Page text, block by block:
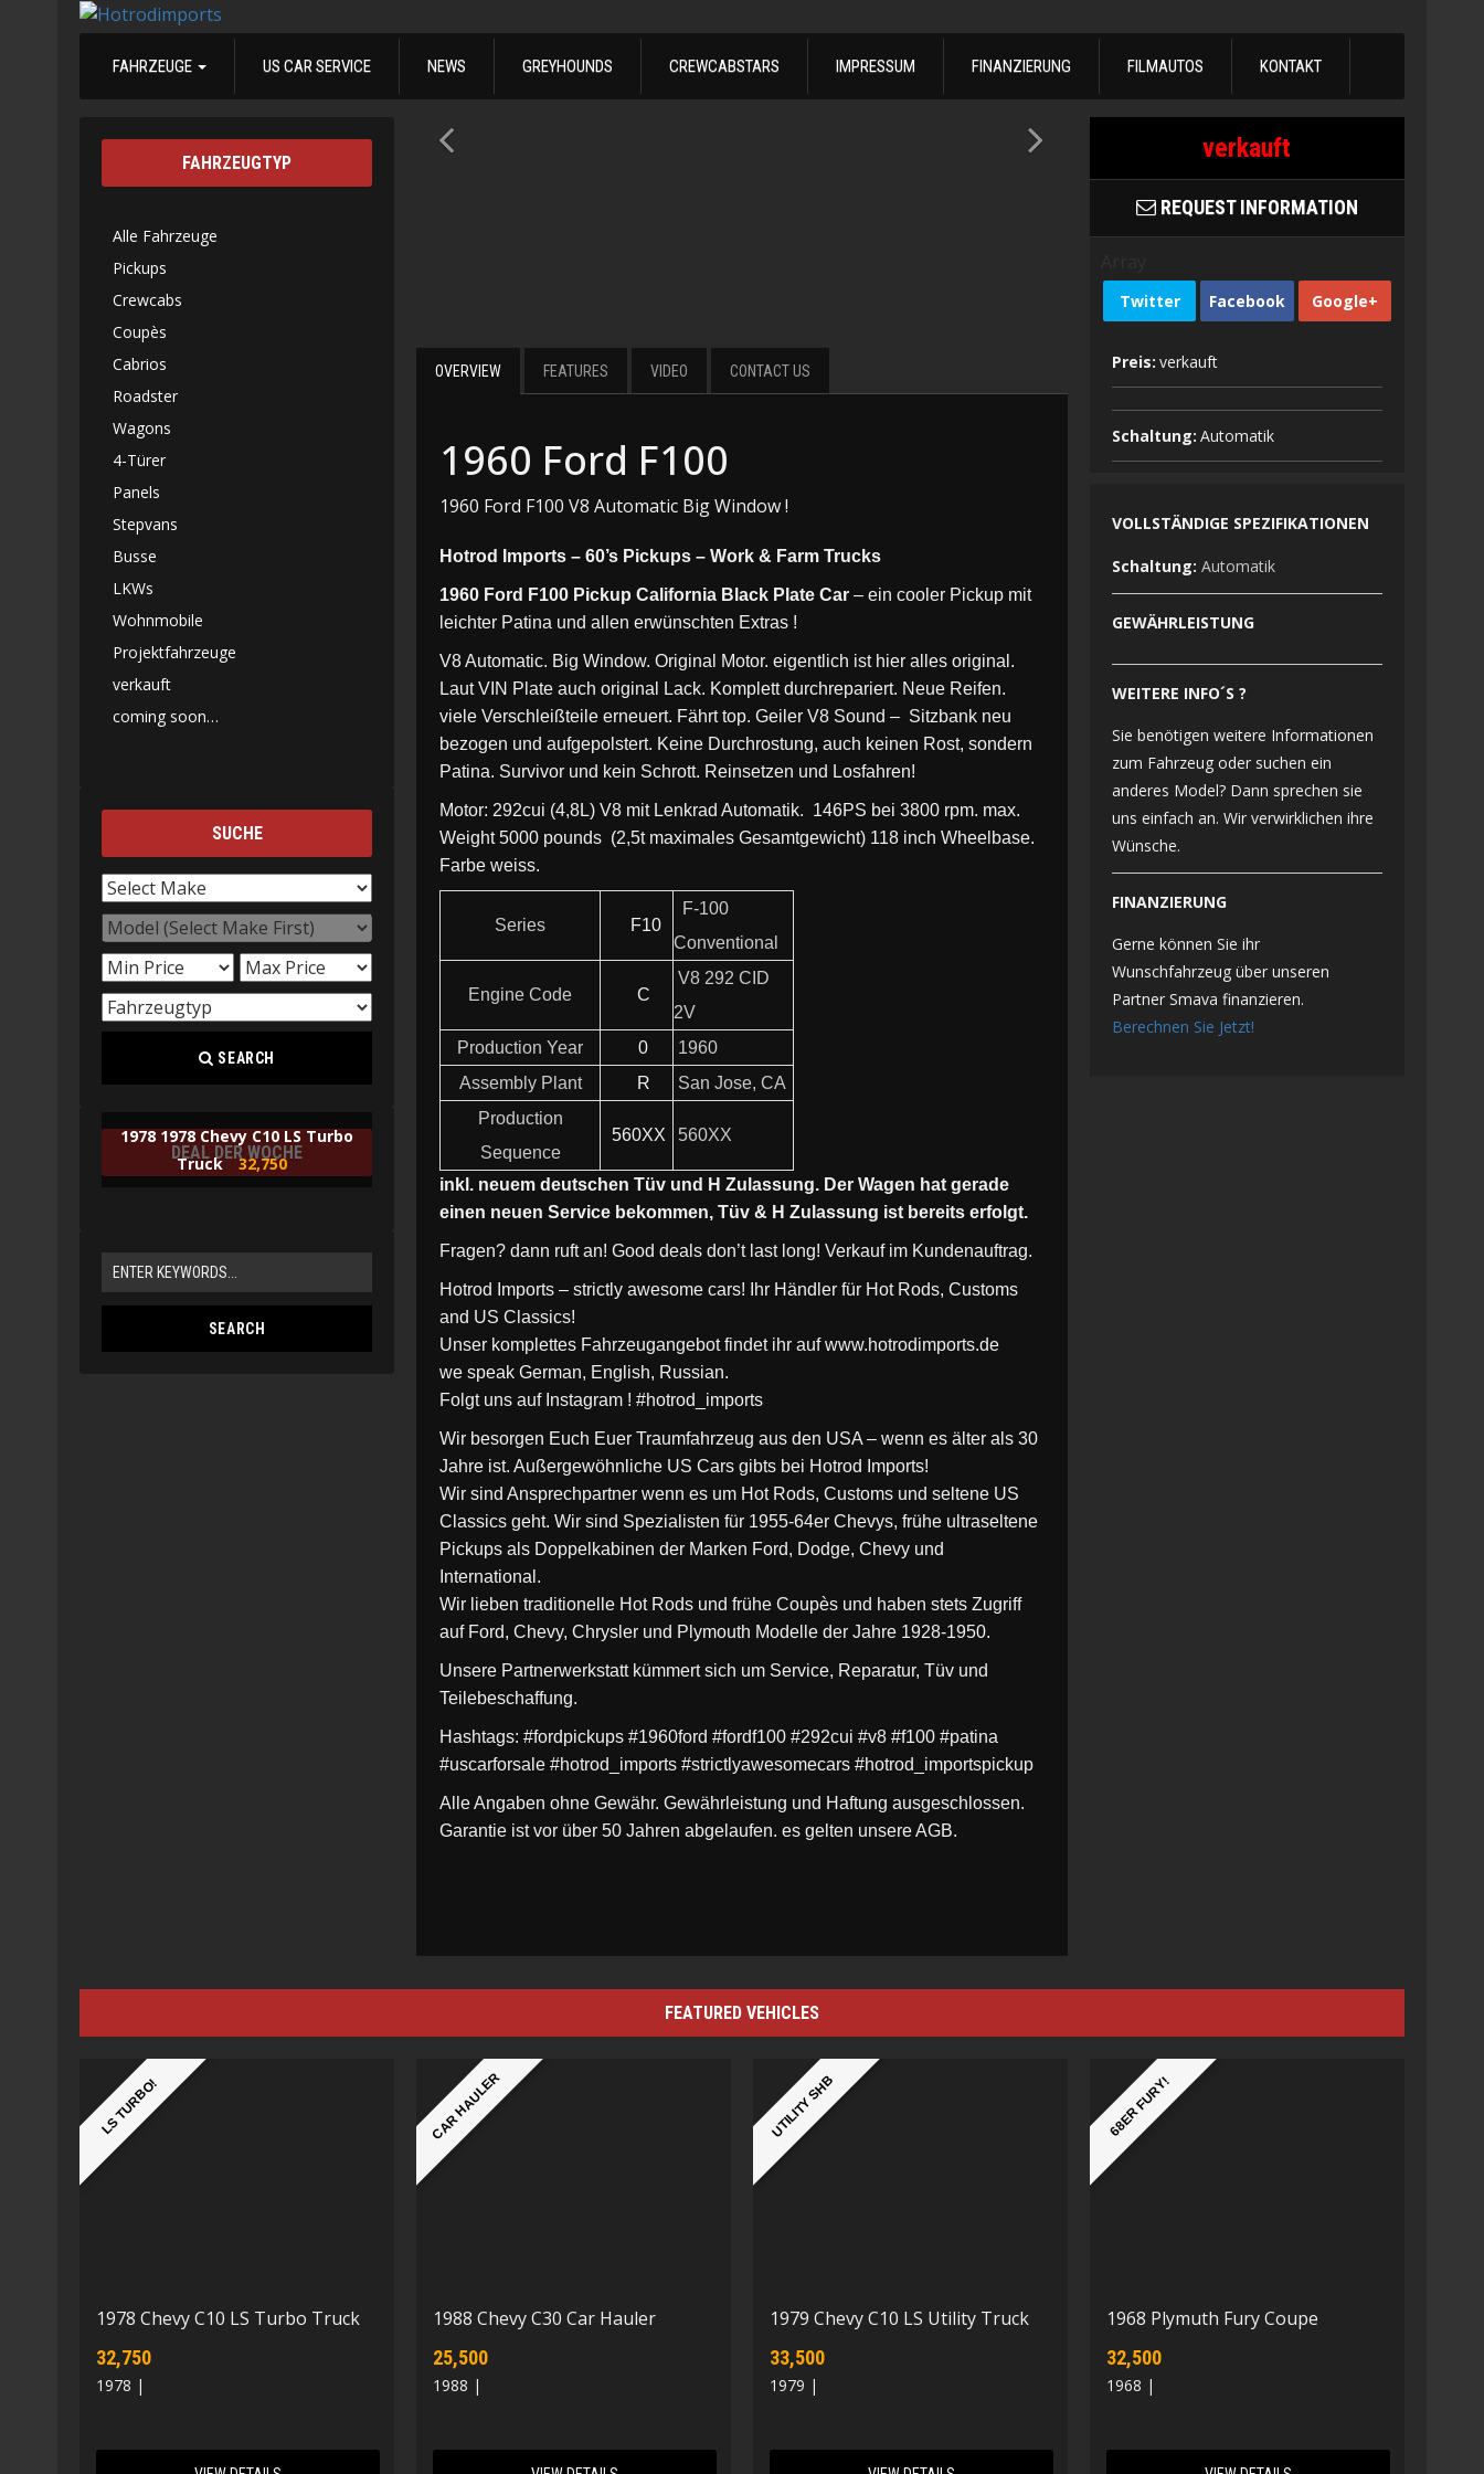
FAHRZEUGE US CAR SERVICE NEWS GREYHOUNDS CREWCABSTARS IMPRESSUM FINANZIERUNG FILMAUTOS KONTAKT
OVERVIEW FEATURES VIDEO CONTACT US
1960 Ford F100
1960 Ford F100 V8 Automatic Big Window !
Hotrod Imports – 60’s Pickups – Work & Farm Trucks
1960 Ford F100 Pickup California Black Plate Car – ein cooler Pickup mit
leichter Patina und allen erwünschten Extras !
V8 Automatic. Big Window. Original Motor. eigentlich ist hier alles original.
Laut VIN Plate auch original Lack. Komplett durchrepariert. Neue Reifen.
viele Verschleißteile erneuert. Fährt top. Geiler V8 Sound – Sitzbank neu
bezogen und aufgepolstert. Keine Durchrostung, auch keinen Rost, sondern
Patina. Survivor und kein Schrott. Reinsetzen und Losfahren!
Motor: 292cui (4,8L) V8 mit Lenkrad Automatik. 146PS bei 3800 rpm. max.
Weight 5000 pounds (2,5t maximales Gesamtgewicht) 118 inch Wheelbase.
Farbe weiss.
Series F10
F-100
Conventional
Engine Code C
V8 292 CID
2V
Production Year
0
1960
Assembly Plant
R
San Jose, CA
Production
Sequence
560XX 560XX
inkl. neuem deutschen Tüv und H Zulassung. Der Wagen hat gerade
einen neuen Service bekommen, Tüv & H Zulassung ist bereits erfolgt.
Fragen? dann ruft an! Good deals don’t last long! Verkauf im Kundenauftrag.
Hotrod Imports – strictly awesome cars! Ihr Händler für Hot Rods, Customs
and US Classics!
Unser komplettes Fahrzeugangebot findet ihr auf www.hotrodimports.de
we speak German, English, Russian.
Folgt uns auf Instagram ! #hotrod_imports
Wir besorgen Euch Euer Traumfahrzeug aus den USA – wenn es älter als 30
Jahre ist. Außergewöhnliche US Cars gibts bei Hotrod Imports!
Wir sind Ansprechpartner wenn es um Hot Rods, Customs und seltene US
Classics geht. Wir sind Spezialisten für 1955-64er Chevys, frühe ultraseltene
Pickups als Doppelkabinen der Marken Ford, Dodge, Chevy und
International.
Wir lieben traditionelle Hot Rods und frühe Coupès und haben stets Zugriff
auf Ford, Chevy, Chrysler und Plymouth Modelle der Jahre 1928-1950.
Unsere Partnerwerkstatt kümmert sich um Service, Reparatur, Tüv und
Teilebeschaffung.
Hashtags: #fordpickups #1960ford #fordf100 #292cui #v8 #f100 #patina
#uscarforsale #hotrod_imports #strictlyawesomecars #hotrod_importspickup
Alle Angaben ohne Gewähr. Gewährleistung und Haftung ausgeschlossen.
Garantie ist vor über 50 Jahren abgelaufen. es gelten unsere AGB.
verkauft
REQUEST INFORMATION
Twitter Facebook Google+
Preis: verkauft
Schaltung: Automatik
VOLLSTÄNDIGE SPEZIFIKATIONEN
Schaltung: Automatik
GEWÄHRLEISTUNG
WEITERE INFO´S ?
Sie benötigen weitere Informationen
zum Fahrzeug oder suchen ein
anderes Model? Dann sprechen sie
uns einfach an. Wir verwirklichen ihre
Wünsche.
FINANZIERUNG
Gerne können Sie ihr
Wunschfahrzeug über unseren
Partner Smava finanzieren.
Berechnen Sie Jetzt!
FAHRZEUGTYP
Alle Fahrzeuge
Pickups
Crewcabs
Coupès
Cabrios
Roadster
Wagons
4-Türer
Panels
Stepvans
Busse
LKWs
Wohnmobile
Projektfahrzeuge
verkauft
coming soon…
SUCHE
SEARCH
DEAL DER WOCHE
1978 1978 Chevy C10 LS Turbo
Truck 32,750
FEATURED VEHICLES
LS TURBO!
1978 Chevy C10 LS Turbo Truck
32,750
1978 |
CAR HAULER
1988 Chevy C30 Car Hauler
25,500
1988 |
UTILITY SHB
1979 Chevy C10 LS Utility Truck
33,500
1979 |
68ER FURY!
1968 Plymuth Fury Coupe
32,500
1968 |